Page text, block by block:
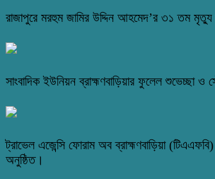
রাজাপুরে মরহুম জামির উদ্দিন আহমেদ’র ৩১ তম মৃত্যু
সাংবাদিক ইউনিয়ন ব্রাহ্মণবাড়িয়ার ফুলেল শুভেচ্ছা ও
ট্রাভেল এজেন্সি ফোরাম অব ব্রাহ্মণবাড়িয়া
অনুষ্ঠিত।